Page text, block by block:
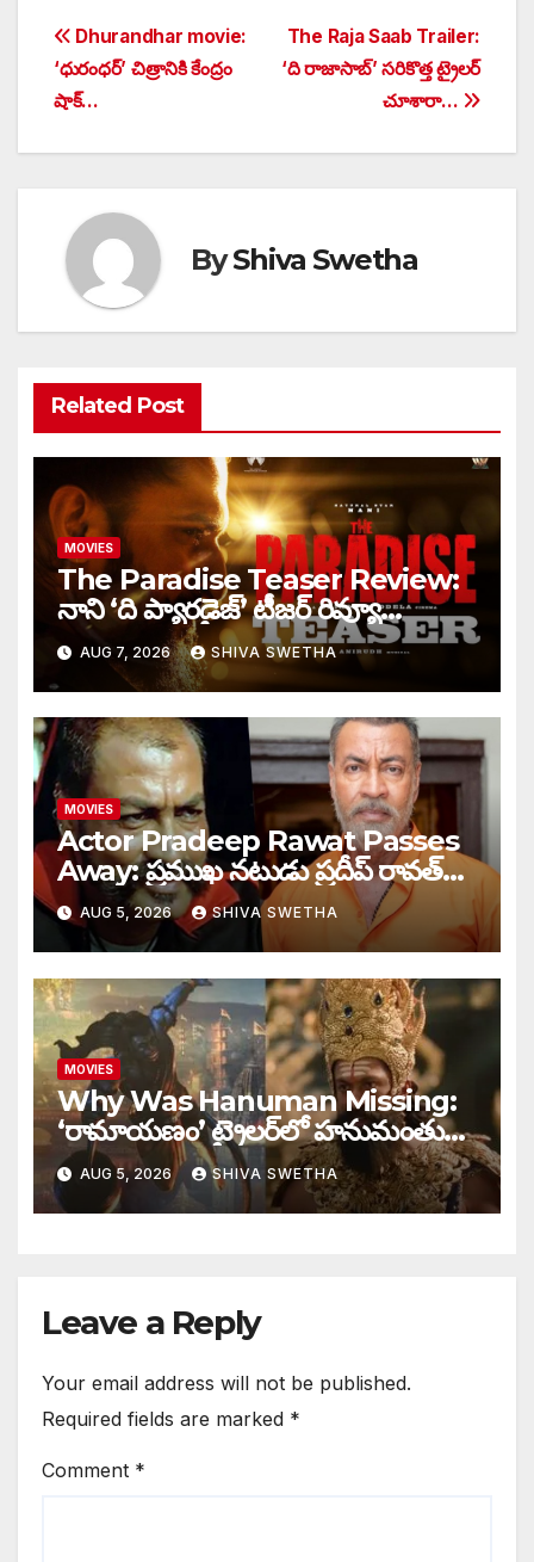
Post
navigation
The Raja Saab Trailer:
‘ది రాజాసాబ్‌’ సరికొత్త ట్రైలర్
చూశారా…
Dhurandhar movie:
‘ధురంధర్’ చిత్రానికి కేంద్రం
షాక్…
ByShiva Swetha
Related Post
MOVIES
The Paradise Teaser Review:
నాని ‘ది ప్యారడైజ్’ టీజర్ రివ్యూ…
AUG 7, 2026 SHIVA SWETHA
MOVIES
Actor Pradeep Rawat Passes
Away: ప్రముఖ నటుడు ప్రదీప్ రావత్
మృతి…
AUG 5, 2026 SHIVA SWETHA
MOVIES
Why Was Hanuman Missing:
‘రామాయణం’ ట్రైలర్‌లో హనుమంతుడు
ఎందుకు కనిపించలేదు…
AUG 5, 2026 SHIVA SWETHA
Leave a Reply
Your email address will not be published.
Required fields are marked *
Comment *